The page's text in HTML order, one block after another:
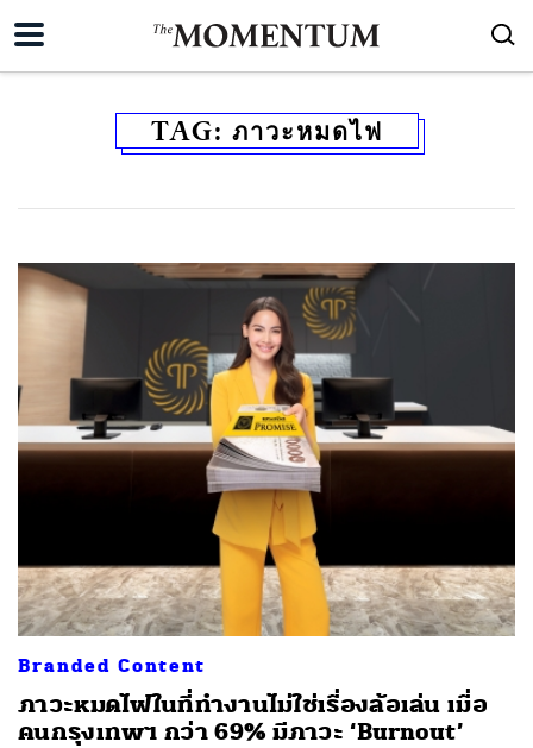
TAG: ภาวะหมดไฟ
Branded Content
ภาวะหมดไฟในที่ทำงานไม่ใช่เรื่องล้อเล่น เมื่อ
คนกรุงเทพฯ กว่า 69% มีภาวะ ‘Burnout’